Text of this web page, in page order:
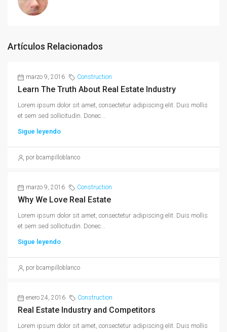
Artículos Relacionados
marzo 9, 2016 Construction
Learn The Truth About Real Estate Industry
Lorem ipsum dolor sit amet, consectetur adipiscing elit. Duis mollis
et sem sed sollicitudin. Donec...
Sigue leyendo
por bcampilloblanco
marzo 9, 2016 Construction
Why We Love Real Estate
Lorem ipsum dolor sit amet, consectetur adipiscing elit. Duis mollis
et sem sed sollicitudin. Donec...
Sigue leyendo
por bcampilloblanco
enero 24, 2016 Construction
Real Estate Industry and Competitors
Lorem ipsum dolor sit amet, consectetur adipiscing elit. Duis mollis